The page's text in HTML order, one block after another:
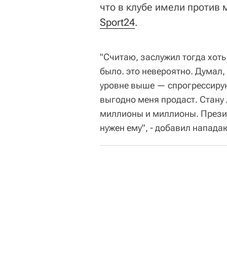
что в клубе имели против
Sport24.
"Считаю, заслужил тогда
было. это невероятно.
уровне выше —
выгодно меня продаст.
миллионы и миллионы.
нужен ему", - добавил